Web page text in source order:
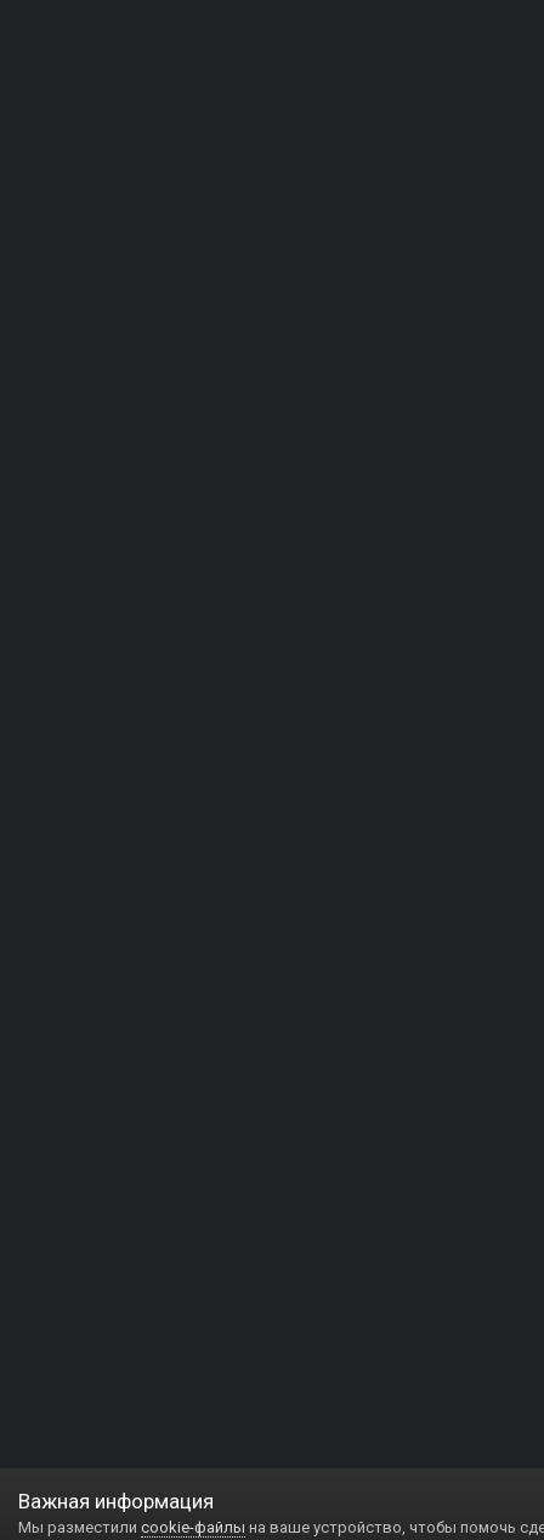
Важная информация
Мы разместили cookie-файлы на ваше устройство, чтобы помочь